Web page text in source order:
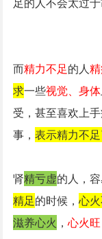
而精力不足的人
求一些视觉、身体
受，甚至喜欢上
事，表示精力不
肾精亏虚的人，
精足的时候，心
滋养心火 ，心火旺